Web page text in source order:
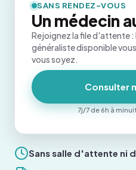
Sans salle d'attente ni
SANS RENDEZ-VOUS
Un médecin
Rejoignez la file d'attente :
généraliste disponible
vous soyez.
Consulter
7j/7 de 6h à